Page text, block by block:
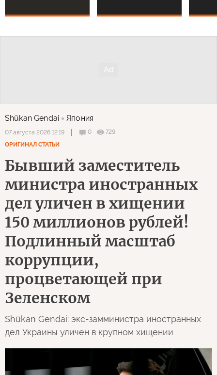
Shūkan Gendai Япония
07 августа 2026 12:19 0
729
ОРИГИНАЛ СТАТЬИ
Бывший заместитель
министра иностранных
дел уличен в хищении
150 миллионов рублей!
Подлинный масштаб
коррупции,
процветающей при
Зеленском
Shūkan Gendai: экс-замминистра иностранных
дел Украины уличен в крупном хищении